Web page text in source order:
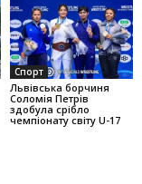
Спорт
Львівська борчиня
Соломія Петрів
здобула срібло
чемпіонату світу U-17